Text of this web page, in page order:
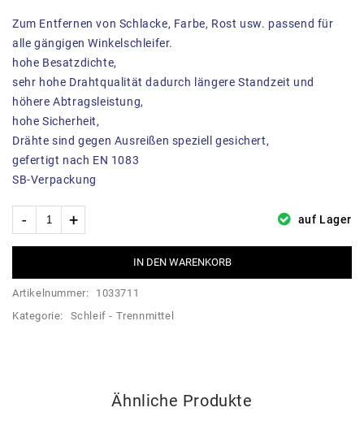
Zum Entfernen von Schlacke, Farbe, Rost usw. passend für
alle gängigen Winkelschleifer.
hohe Besatzdichte,
sehr hohe Drahtqualität dadurch längere Standzeit und
höhere Abtragsleistung,
hohe Sicherheit,
Drähte sind gegen Ausreißen speziell gesichert,
gefertigt nach EN 1083
SB-Verpackung
auf Lager
IN DEN WARENKORB
Artikelnummer:
1033711
Kategorie:
Schleif - Trennmittel
Ähnliche Produkte